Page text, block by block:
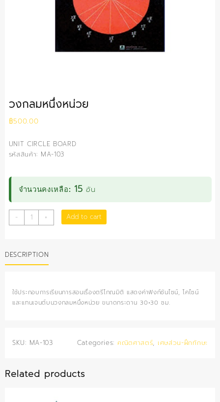
วงกลมหนึ่งหน่วย
฿500.00
UNIT CIRCLE BOARD
รหัสสินค้า: MA-103
จำนวนคงเหลือ: 15 อัน
-
วงกลม
หนึ่ง
+ Add to cart
DESCRIPTION
ใช้ประกอบการเรียนการสอนเรื่องตรีโกณมิติ แสดงค่าฟังก์ชันไซน์, โคไซน์
และแทนเจนต์บนวงกลมหนึ่งหน่วย ขนาดกระดาน 30×30 ซม.
SKU: MA-103 Categories: คณิตศาสตร์, เศษส่วน-ฝึกทักษะ
Related products